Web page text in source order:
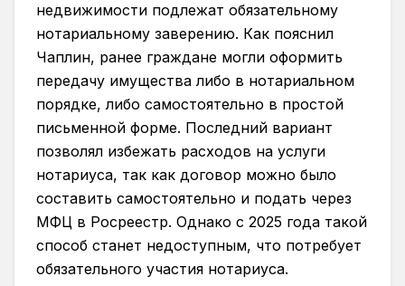
недвижимости подлежат обязательному
нотариальному заверению. Как пояснил
Чаплин, ранее граждане могли оформить
передачу имущества либо в нотариальном
порядке, либо самостоятельно в простой
письменной форме. Последний вариант
позволял избежать расходов на услуги
нотариуса, так как договор можно было
составить самостоятельно и подать через
МФЦ в Росреестр. Однако с 2025 года такой
способ станет недоступным, что потребует
обязательного участия нотариуса.